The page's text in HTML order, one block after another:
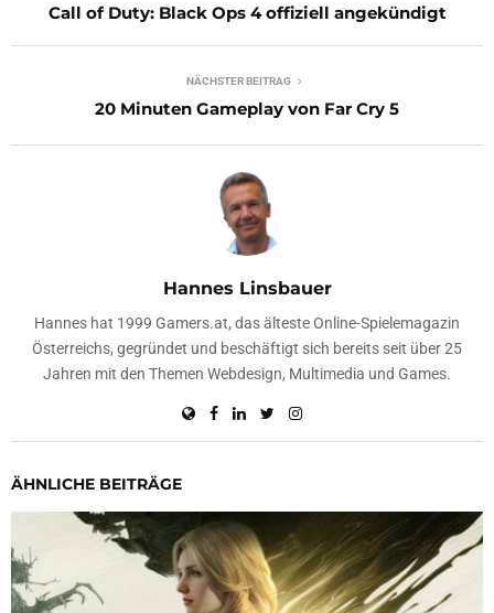
Call of Duty: Black Ops 4 offiziell angekündigt
NÄCHSTER BEITRAG
20 Minuten Gameplay von Far Cry 5
Hannes Linsbauer
Hannes hat 1999 Gamers.at, das älteste Online-Spielemagazin
Österreichs, gegründet und beschäftigt sich bereits seit über 25
Jahren mit den Themen Webdesign, Multimedia und Games.
ÄHNLICHE BEITRÄGE